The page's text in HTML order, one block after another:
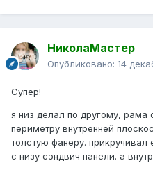
НиколаМастер
Опубликовано: 14
Супер!
я низ делал по другому, рама
периметру внутренней
толстую фанеру.
с низу сэндвич панели. а